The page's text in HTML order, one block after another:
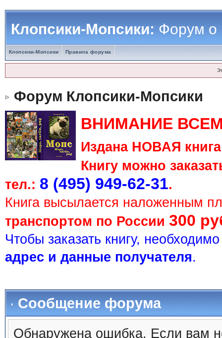
Клопсики-Мопсики:Форум о
Клопсики-Мопсики Правила форума
Форум Клопсики-Мопсики
ВНИМАНИЕ
Издана НОВАЯ
Книгу можно
тел.: 8 (495) 949-62-31.
Книга высылается наложенным
транспортом по России 300
Чтобы заказать книгу,
адрес и данные получателя.
Сообщение форума
Обнаружена ошибка. Если вам